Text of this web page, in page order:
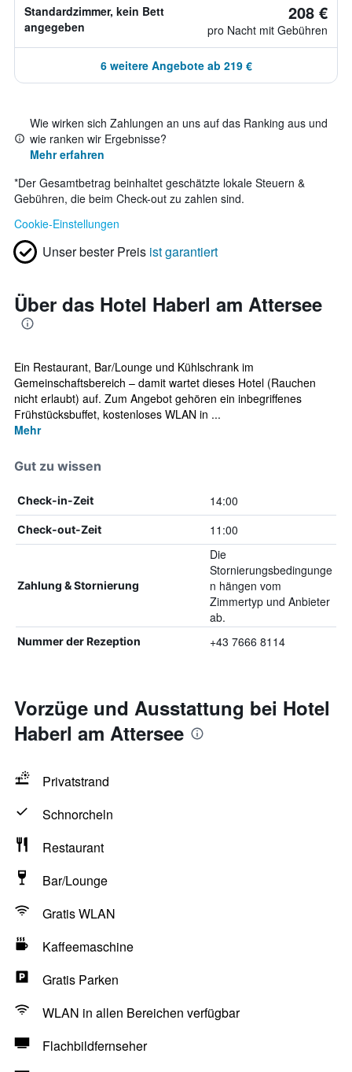
Standardzimmer, kein Bett
angegeben
208 €
pro Nacht mit Gebühren
6 weitere Angebote ab 219 €
Wie wirken sich Zahlungen an uns auf das Ranking aus und
wie ranken wir Ergebnisse?
Mehr erfahren
*Der Gesamtbetrag beinhaltet geschätzte lokale Steuern &
Gebühren, die beim Check-out zu zahlen sind.
Cookie-Einstellungen
Unser bester Preis ist garantiert
Über das Hotel Haberl am Attersee
Ein Restaurant, Bar/Lounge und Kühlschrank im
Gemeinschaftsbereich – damit wartet dieses Hotel (Rauchen
nicht erlaubt) auf. Zum Angebot gehören ein inbegriffenes
Frühstücksbuffet, kostenloses WLAN in ...
Mehr
Gut zu wissen
Check-in-Zeit 14:00
Check-out-Zeit 11:00
Zahlung & Stornierung
Die
Stornierungsbedingunge
n hängen vom
Zimmertyp und Anbieter
ab.
Nummer der Rezeption +43 7666 8114
Vorzüge und Ausstattung bei Hotel
Haberl am Attersee
Privatstrand
Schnorcheln
Restaurant
Bar/Lounge
Gratis WLAN
Kaffeemaschine
Gratis Parken
WLAN in allen Bereichen verfügbar
Flachbildfernseher